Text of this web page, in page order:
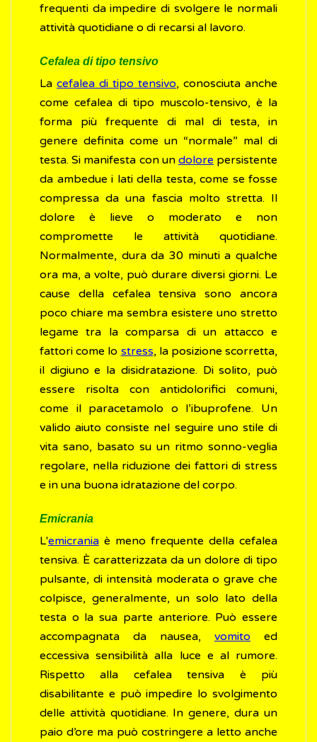
frequenti da impedire di svolgere le normali
attività quotidiane o di recarsi al lavoro.
Cefalea di tipo tensivo
La cefalea di tipo tensivo, conosciuta anche
come cefalea di tipo muscolo-tensivo, è la
forma più frequente di mal di testa, in
genere definita come un “normale” mal di
testa. Si manifesta con un dolore persistente
da ambedue i lati della testa, come se fosse
compressa da una fascia molto stretta. Il
dolore è lieve o moderato e non
compromette le attività quotidiane.
Normalmente, dura da 30 minuti a qualche
ora ma, a volte, può durare diversi giorni. Le
cause della cefalea tensiva sono ancora
poco chiare ma sembra esistere uno stretto
legame tra la comparsa di un attacco e
fattori come lo stress, la posizione scorretta,
il digiuno e la disidratazione. Di solito, può
essere risolta con antidolorifici comuni,
come il paracetamolo o l’ibuprofene. Un
valido aiuto consiste nel seguire uno stile di
vita sano, basato su un ritmo sonno-veglia
regolare, nella riduzione dei fattori di stress
e in una buona idratazione del corpo.
Emicrania
L'emicrania è meno frequente della cefalea
tensiva. È caratterizzata da un dolore di tipo
pulsante, di intensità moderata o grave che
colpisce, generalmente, un solo lato della
testa o la sua parte anteriore. Può essere
accompagnata da nausea, vomito ed
eccessiva sensibilità alla luce e al rumore.
Rispetto alla cefalea tensiva è più
disabilitante e può impedire lo svolgimento
delle attività quotidiane. In genere, dura un
paio d’ore ma può costringere a letto anche